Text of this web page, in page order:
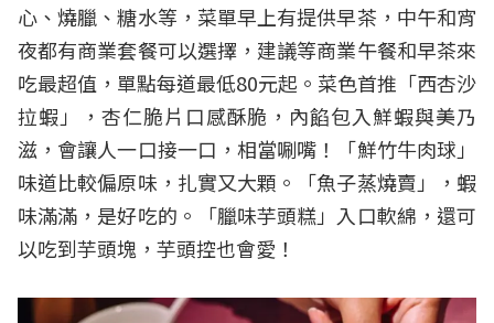
心、燒臘、糖水等，菜單早上有提供早茶，中午和宵
夜都有商業套餐可以選擇，建議等商業午餐和早茶來
吃最超值，單點每道最低80元起。菜色首推「西杏沙
拉蝦」，杏仁脆片口感酥脆，內餡包入鮮蝦與美乃
滋，會讓人一口接一口，相當唰嘴！「鮮竹牛肉球」
味道比較偏原味，扎實又大顆。「魚子蒸燒賣」，蝦
味滿滿，是好吃的。「臘味芋頭糕」入口軟綿，還可
以吃到芋頭塊，芋頭控也會愛！